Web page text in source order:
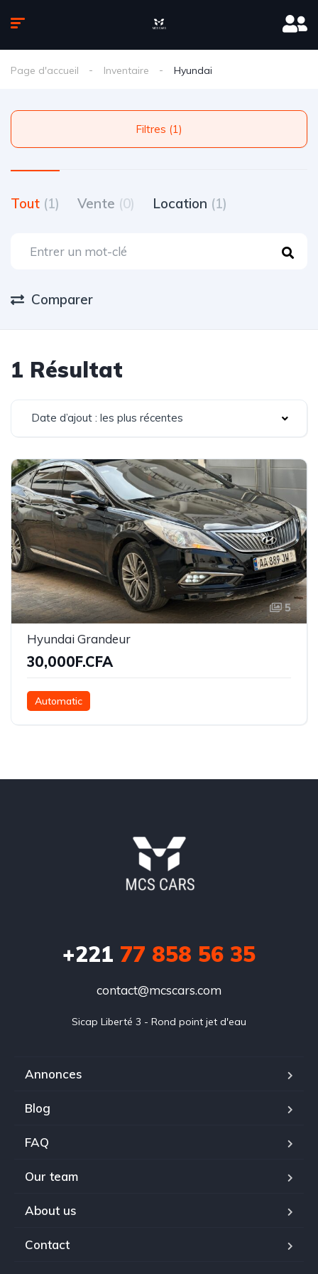
Page d'accueil Inventaire Hyundai
Filtres (1)
Tout (1) Vente (0) Location (1)
Comparer
1 Résultat
Date d’ajout : les plus récentes
5
Hyundai Grandeur
30,000F.CFA
Automatic
+221 77 858 56 35
contact@mcscars.com
Sicap Liberté 3 - Rond point jet d'eau
Annonces
Blog
FAQ
Our team
About us
Contact